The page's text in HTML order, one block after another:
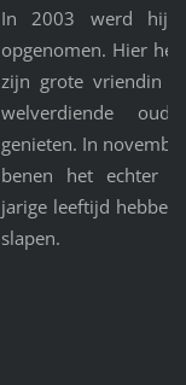
In 2003 werd hij
opgenomen. Hier
zijn grote vriendin
welverdiende
genieten. In
benen het echter
jarige leeftijd
slapen.